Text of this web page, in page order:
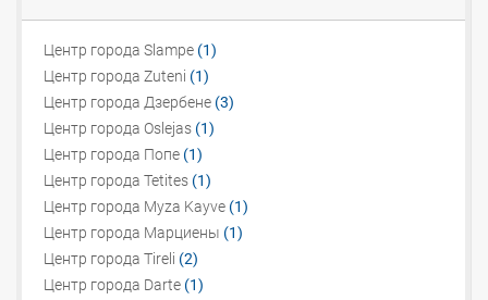
Центр города Slampe (1)
Центр города Zuteni (1)
Центр города Дзербене (3)
Центр города Oslejas (1)
Центр города Попе (1)
Центр города Tetites (1)
Центр города Myza Kayve (1)
Центр города Марциены (1)
Центр города Tireli (2)
Центр города Darte (1)